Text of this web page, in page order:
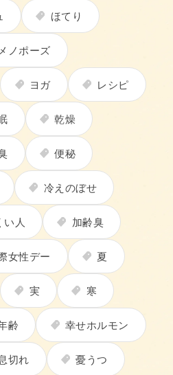
ほてり
メノポーズ
ヨガ レシピ
乾燥
便秘
冷えのぼせ
人 加齢臭
女性デー 夏
実 寒
齢 幸せホルモン
切れ 憂うつ